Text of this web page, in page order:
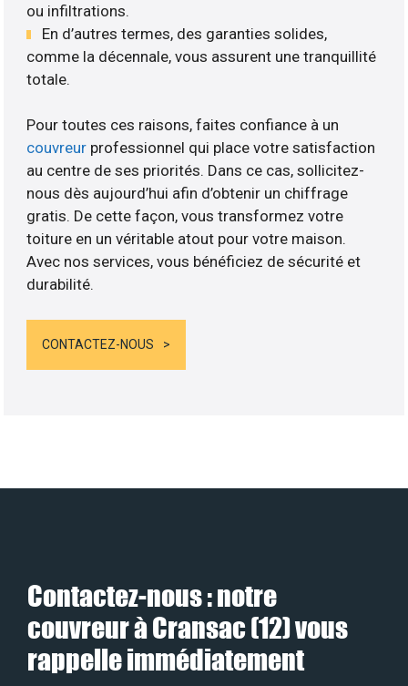
ou infiltrations.
En d’autres termes, des garanties solides,
comme la décennale, vous assurent une tranquillité
totale.
Pour toutes ces raisons, faites confiance à un
couvreur professionnel qui place votre satisfaction
au centre de ses priorités. Dans ce cas, sollicitez-
nous dès aujourd’hui afin d’obtenir un chiffrage
gratis. De cette façon, vous transformez votre
toiture en un véritable atout pour votre maison.
Avec nos services, vous bénéficiez de sécurité et
durabilité.
CONTACTEZ-NOUS
Contactez-nous : notre
couvreur à Cransac (12) vous
rappelle immédiatement